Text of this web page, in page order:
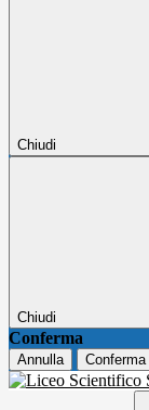
Chiudi
Chiudi
Conferma
Annulla Conferma